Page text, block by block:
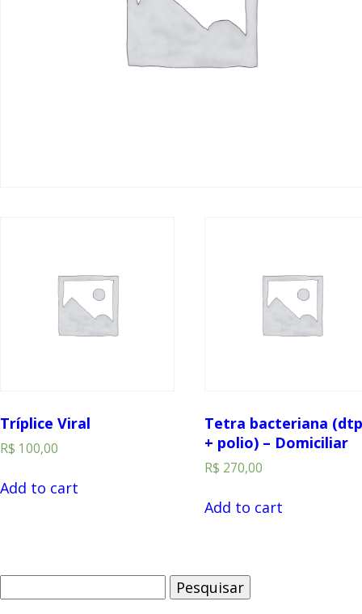
Tríplice Viral
R$ 100,00
Add to cart
Tetra bacteriana
+ polio) – Domiciliar
R$ 270,00
Add to cart
por: